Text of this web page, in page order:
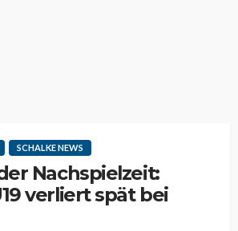
SCHALKE NEWS
Nachspielzeit:
verliert spät bei